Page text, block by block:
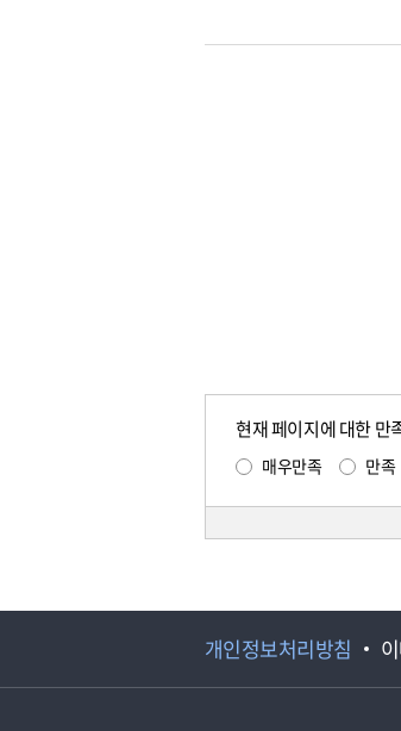
현재 페이지에 대한 만
매우만족 만족
개인정보처리방침